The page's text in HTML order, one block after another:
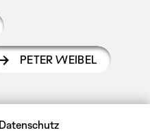
PETER WEIBEL
Datenschutz